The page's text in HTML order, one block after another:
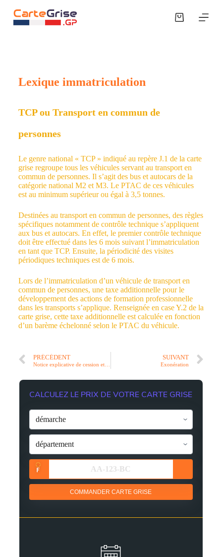
P
Lexique immatriculation
TCP ou Transport en commun de
personnes
Le genre national « TCP » indiqué au repère J.1 de la carte
grise regroupe tous les véhicules servant au transport en
commun de personnes. Il s’agit des bus et autocars de la
catégorie national M2 et M3. Le PTAC de ces véhicules
est au minimum supérieur ou égal à 3,5 tonnes.
Destinées au transport en commun de personnes, des règles
spécifiques notamment de contrôle technique s’appliquent
aux bus et autocars. En effet, le premier contrôle technique
doit être effectué dans les 6 mois suivant l’immatriculation
en tant que TCP. Ensuite, la périodicité des visites
périodiques techniques est de 6 mois.
Lors de l’immatriculation d’un véhicule de transport en
commun de personnes, une taxe additionnelle pour le
développement des actions de formation professionnelle
dans les transports s’applique. Renseignée en case Y.2 de la
carte grise, cette taxe additionnelle est calculée en fonction
d’un barème échelonné selon le PTAC du véhicule.
PRÉCÉDENT
Notice explicative de cession et immatriculation
SUIVANT
Exonération
CALCULEZ LE PRIX DE VOTRE CARTE GRISE
COMMANDER CARTE GRISE